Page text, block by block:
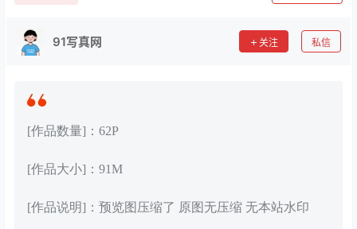
91写真网 关注 私信
[作品数量]：62P
[作品大小]：91M
[作品说明]：预览图压缩了 原图无压缩 无本站水印